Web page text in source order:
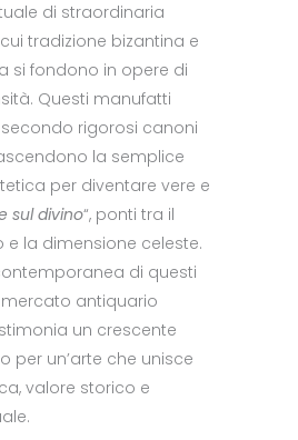
di straordinaria
tradizione bizantina e
si fondono in opere di
Questi manufatti
secondo rigorosi canoni
la semplice
per diventare vere e
sul divino“, ponti tra il
e la dimensione celeste.
di questi
antiquario
un crescente
per un’arte che unisce
valore storico e